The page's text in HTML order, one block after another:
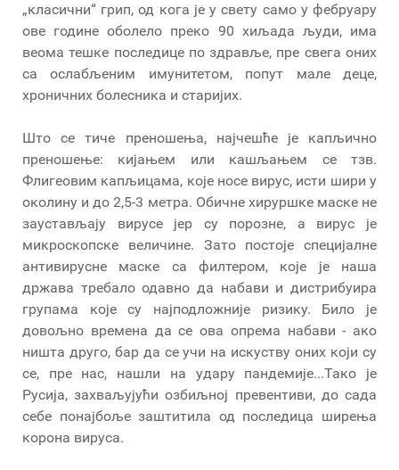
„класични“ грип, од кога је у свету само у фебруару
ове године оболело преко 90 хиљада људи, има
веома тешке последице по здравље, пре свега оних
са ослабљеним имунитетом, попут мале деце,
хроничних болесника и старијих.
Што се тиче преношења, најчешће је капљично
преношење: кијањем или кашљањем се тзв.
Флигеовим капљицама, које носе вирус, исти шири у
околину и до 2,5-3 метра. Обичне хируршке маске не
заустављају вирусе јер су порозне, а вирус је
микроскопске величине. Зато постоје специјалне
антивирусне маске са филтером, које је наша
држава требало одавно да набави и дистрибуира
групама које су најподложније ризику. Било је
довољно времена да се ова опрема набави - ако
ништа друго, бар да се учи на искуству оних који су
се, пре нас, нашли на удару пандемије...Тако је
Русија, захваљујући озбиљној превентиви, до сада
себе понајбоље заштитила од последица ширења
корона вируса.